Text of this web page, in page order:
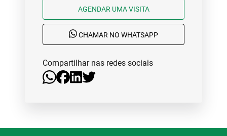
AGENDAR UMA VISITA
CHAMAR NO WHATSAPP
Compartilhar nas redes sociais